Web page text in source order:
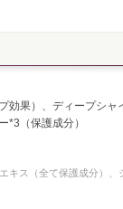
効果）、ディープシャ
*3（保護成分）
キス（全て保護成分）、